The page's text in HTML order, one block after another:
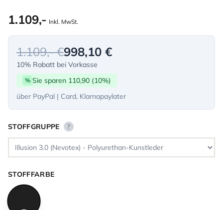
1.109,- Inkl. MwSt.
1.109,- €998,10 €
10% Rabatt bei Vorkasse
% Sie sparen 110,90 (10%)
über PayPal | Card, Klarnapaylater
STOFFGRUPPE ?
STOFFFARBE